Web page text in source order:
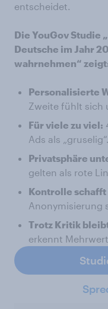
entscheidet.
Die YouGov Studie
Deutsche im Jahr
wahrnehmen“
Personalisierte
Zweite fühlt sich
Für viele zu viel:
Ads als „gruselig“.
Privatsphäre
gelten als rote
Kontrolle
Anonymisierung
Trotz Kritik
erkennt Mehrwert